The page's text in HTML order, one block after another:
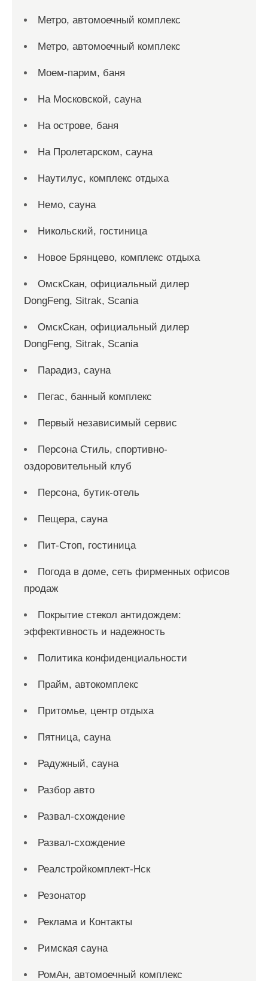
Метро, автомоечный комплекс
Метро, автомоечный комплекс
Моем-парим, баня
На Московской, сауна
На острове, баня
На Пролетарском, сауна
Наутилус, комплекс отдыха
Немо, сауна
Никольский, гостиница
Новое Брянцево, комплекс отдыха
ОмскСкан, официальный дилер
DongFeng, Sitrak, Scania
ОмскСкан, официальный дилер
DongFeng, Sitrak, Scania
Парадиз, сауна
Пегас, банный комплекс
Первый независимый сервис
Персона Стиль, спортивно-
оздоровительный клуб
Персона, бутик-отель
Пещера, сауна
Пит-Стоп, гостиница
Погода в доме, сеть фирменных офисов
продаж
Покрытие стекол антидождем:
эффективность и надежность
Политика конфиденциальности
Прайм, автокомплекс
Притомье, центр отдыха
Пятница, сауна
Радужный, сауна
Разбор авто
Развал-схождение
Развал-схождение
Реалстройкомплект-Нск
Резонатор
Реклама и Контакты
Римская сауна
РомАн, автомоечный комплекс